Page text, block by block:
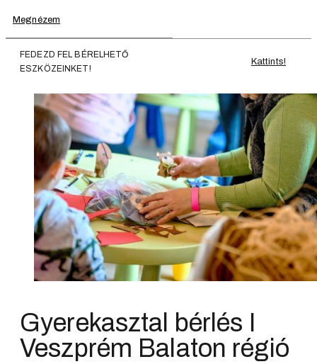
Megnézem
FEDEZD FEL BÉRELHETŐ
ESZKÖZEINKET!
Kattints!
Gyerekasztal bérlés I
Veszprém Balaton régió